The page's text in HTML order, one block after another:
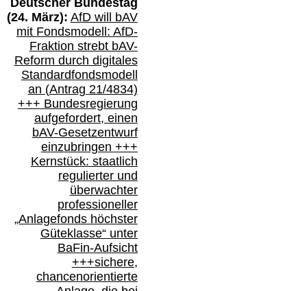
(24. März): AfD will bAV
mit Fondsmodell: AfD-
Fraktion strebt bAV-
Reform durch digitales
Standardfondsmodell
an (Antrag 21/4834)
+++ Bundesregierung
aufgefordert, einen
bAV-Gesetzentwurf
einzubringen +++
Kernstück: staatlich
regulierter und
überwachter
professioneller
„Anlagefonds höchster
Güteklasse“ unter
BaFin-Aufsicht
+++sichere,
chancenorientierte